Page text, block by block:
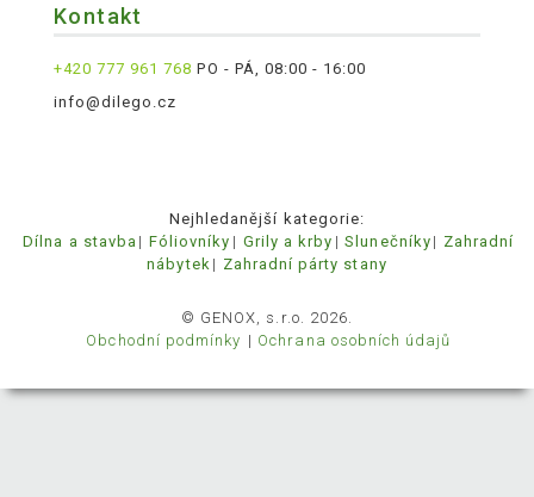
Kontakt
+420 777 961 768 PO - PÁ, 08:00 - 16:00
info@dilego.cz
Nejhledanější kategorie:
Dílna a stavba
Fóliovníky Grily a krby Slunečníky
Zahradní
nábytek
Zahradní párty stany
© GENOX, s.r.o. 2026.
Obchodní podmínky
Ochrana osobních údajů